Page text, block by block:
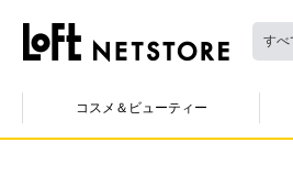
すべ
コスメ＆ビューティー